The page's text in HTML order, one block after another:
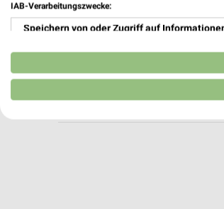
POLO Motorrad
Heute 09:00 - 20:00
IAB-Verarbeitungszwecke:
Speichern von oder Zugriff auf
Verwendung reduzierter Daten zur Auswahl
Erstellung von Profilen für personalisierte